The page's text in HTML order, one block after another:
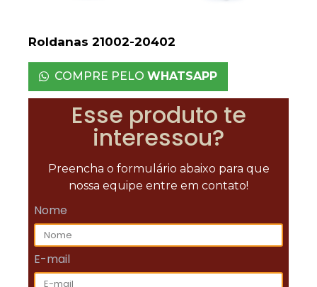
Roldanas 21002-20402
COMPRE PELO WHATSAPP
Esse produto te
interessou?
Preencha o formulário abaixo para que
nossa equipe entre em contato!
Nome
E-mail